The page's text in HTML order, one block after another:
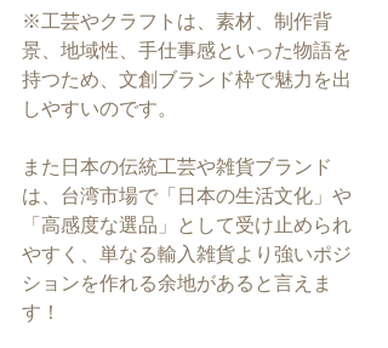
※工芸やクラフトは、素材、制作背
景、地域性、手仕事感といった物語を
持つため、文創ブランド枠で魅力を出
しやすいのです。
また日本の伝統工芸や雑貨ブランド
は、台湾市場で「日本の生活文化」や
「高感度な選品」として受け止められ
やすく、単なる輸入雑貨より強いポジ
ションを作れる余地があると言えま
す！